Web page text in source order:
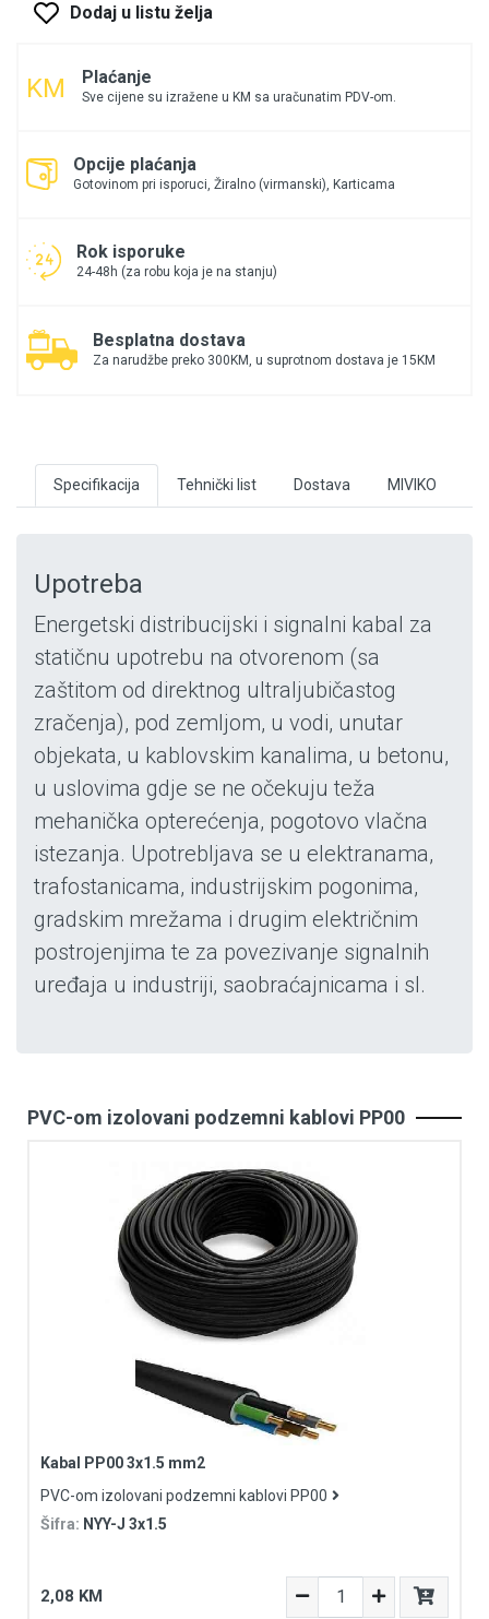
Dodaj u listu želja
Plaćanje
Sve cijene su izražene u KM sa uračunatim PDV-om.
Opcije plaćanja
Gotovinom pri isporuci, Žiralno (virmanski), Karticama
Rok isporuke
24-48h (za robu koja je na stanju)
Besplatna dostava
Za narudžbe preko 300KM, u suprotnom dostava je 15KM
Specifikacija Tehnički list Dostava MIVIKO
Upotreba
Energetski distribucijski i signalni kabal za
statičnu upotrebu na otvorenom (sa
zaštitom od direktnog ultraljubičastog
zračenja), pod zemljom, u vodi, unutar
objekata, u kablovskim kanalima, u betonu,
u uslovima gdje se ne očekuju teža
mehanička opterećenja, pogotovo vlačna
istezanja. Upotrebljava se u elektranama,
trafostanicama, industrijskim pogonima,
gradskim mrežama i drugim električnim
postrojenjima te za povezivanje signalnih
uređaja u industriji, saobraćajnicama i sl.
PVC-om izolovani podzemni kablovi PP00
Kabal PP00 3x1.5 mm2
PVC-om izolovani podzemni kablovi PP00
Šifra: NYY-J 3x1.5
2,08 KM